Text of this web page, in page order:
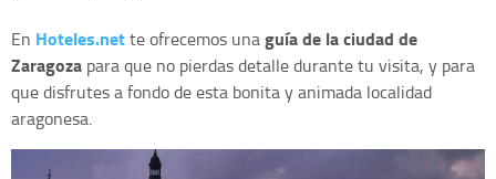
En Hoteles.nette ofrecemos unaguía de la ciudad de
Zaragoza para que no pierdas detalle durante tu visita, y para
que disfrutes a fondo de esta bonita y animada localidad
aragonesa.